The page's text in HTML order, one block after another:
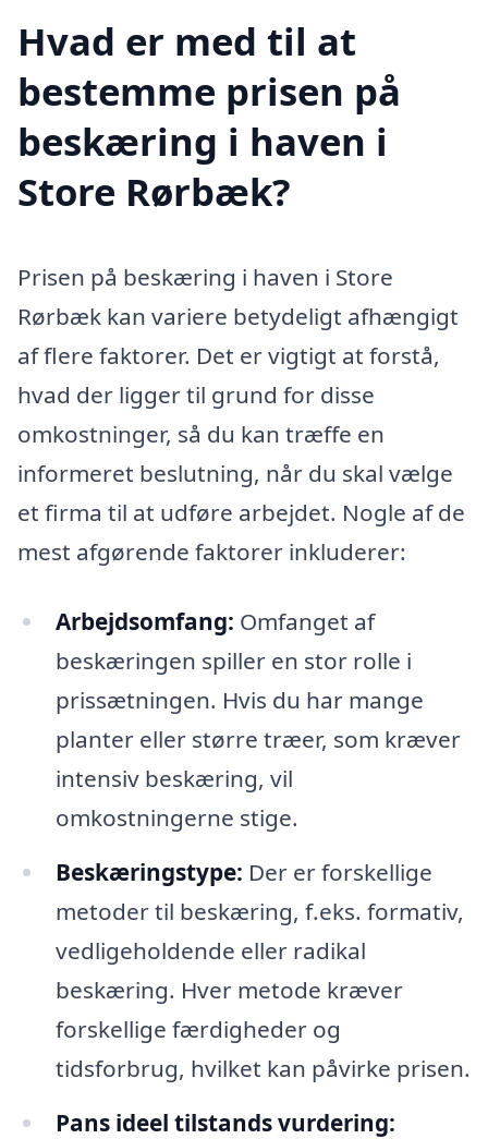
Hvad er med til at
bestemme prisen på
beskæring i haven i
Store Rørbæk?
Prisen på beskæring i haven i Store
Rørbæk kan variere betydeligt afhængigt
af flere faktorer. Det er vigtigt at forstå,
hvad der ligger til grund for disse
omkostninger, så du kan træffe en
informeret beslutning, når du skal vælge
et firma til at udføre arbejdet. Nogle af de
mest afgørende faktorer inkluderer:
Arbejdsomfang: Omfanget af
beskæringen spiller en stor rolle i
prissætningen. Hvis du har mange
planter eller større træer, som kræver
intensiv beskæring, vil
omkostningerne stige.
Beskæringstype: Der er forskellige
metoder til beskæring, f.eks. formativ,
vedligeholdende eller radikal
beskæring. Hver metode kræver
forskellige færdigheder og
tidsforbrug, hvilket kan påvirke prisen.
Pans ideel tilstands vurdering: